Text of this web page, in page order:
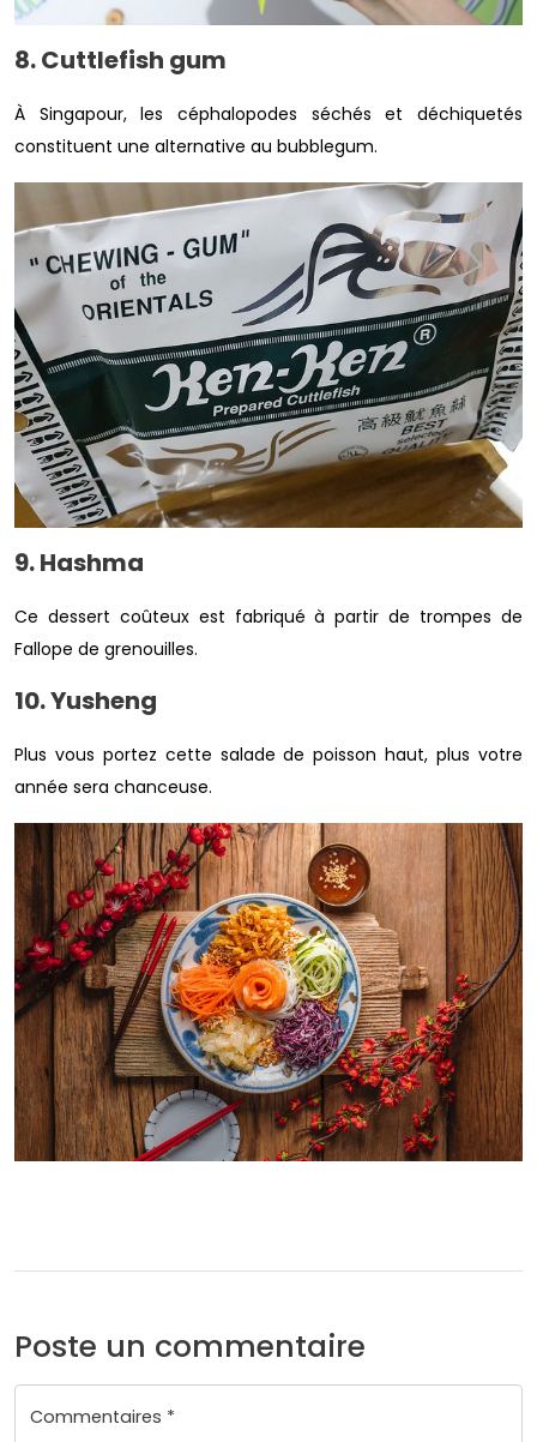
8. Cuttlefish gum
À Singapour, les céphalopodes séchés et déchiquetés
constituent une alternative au bubblegum.
9. Hashma
Ce dessert coûteux est fabriqué à partir de trompes de
Fallope de grenouilles.
10. Yusheng
Plus vous portez cette salade de poisson haut, plus votre
année sera chanceuse.
Poste un commentaire
Commentaires *